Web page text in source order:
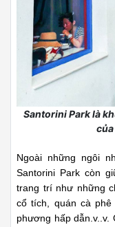
Santorini Park là
Ngoài những ngôi
Santorini Park còn
trang trí như những
cổ tích, quán cà
phương hấp dẫn.v..v.